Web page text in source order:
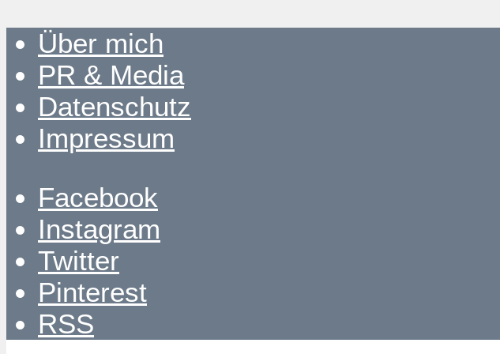
Über mich
PR & Media
Datenschutz
Impressum
Facebook
Instagram
Twitter
Pinterest
RSS